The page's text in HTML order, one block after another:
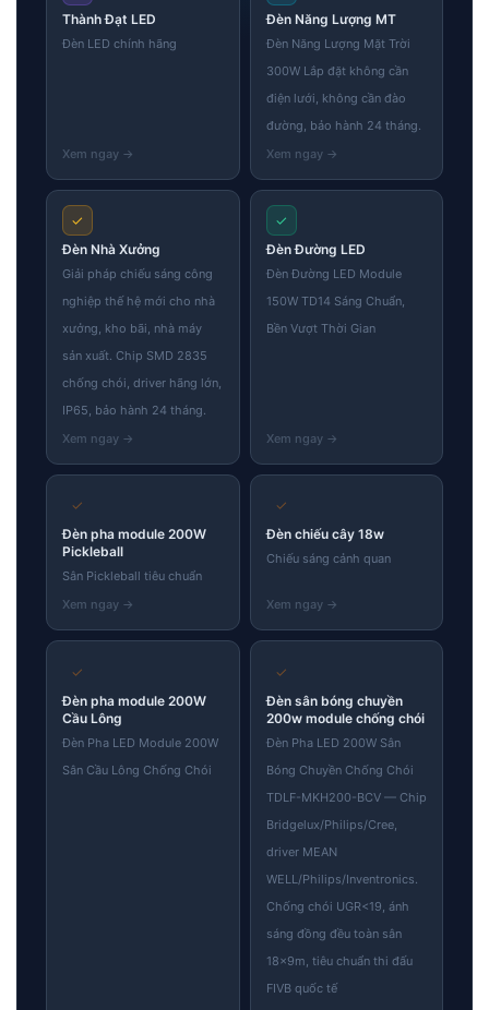
Thành Đạt LED
Đèn LED chính hãng
Đèn Năng Lượng MT
Đèn Năng Lượng Mặt Trời
300W Lắp đặt không cần
điện lưới, không cần đào
đường, bảo hành 24 tháng.
✓
Đèn Nhà Xưởng
Giải pháp chiếu sáng công
nghiệp thế hệ mới cho nhà
xưởng, kho bãi, nhà máy
sản xuất. Chip SMD 2835
chống chói, driver hãng lớn,
IP65, bảo hành 24 tháng.
✓
Đèn Đường LED
Đèn Đường LED Module
150W TD14 Sáng Chuẩn,
Bền Vượt Thời Gian
✓
Đèn pha module 200W
Pickleball
Sân Pickleball tiêu chuẩn
✓
Đèn chiếu cây 18w
Chiếu sáng cảnh quan
✓
Đèn pha module 200W
Cầu Lông
Đèn Pha LED Module 200W
Sân Cầu Lông Chống Chói
✓
Đèn sân bóng chuyền
200w module chống chói
Đèn Pha LED 200W Sân
Bóng Chuyền Chống Chói
TDLF-MKH200-BCV — Chip
Bridgelux/Philips/Cree,
driver MEAN
WELL/Philips/Inventronics.
Chống chói UGR<19, ánh
sáng đồng đều toàn sân
18×9m, tiêu chuẩn thi đấu
FIVB quốc tế